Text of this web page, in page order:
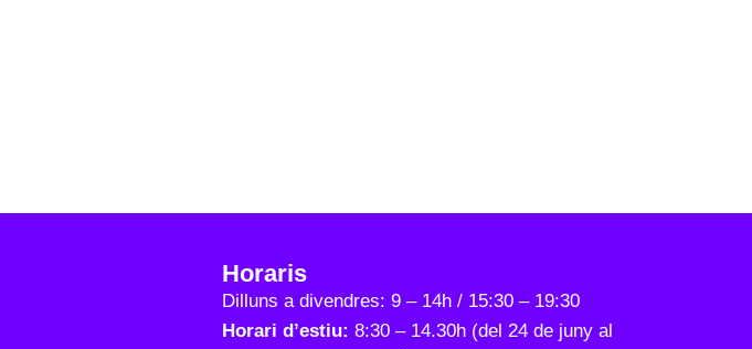
Horaris
Dilluns a divendres: 9 – 14h / 15:30 – 19:30
Horari d’estiu: 8:30 – 14.30h (del 24 de juny al